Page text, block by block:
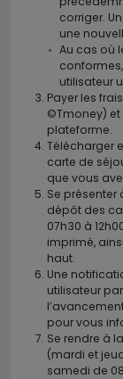
corriger.
une
Au cas où
utilisateur
Payer les
©Tmoney)
plateforme.
Télécharger
carte de
que vous
Se présenter
dépôt des
07h30 à
imprimé,
haut.
Une
utilisateur
pour vous
Se rendre à
(mardi et
samedi de